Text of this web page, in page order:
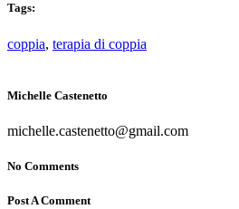
Tags:
coppia, terapia di coppia
Michelle Castenetto
michelle.castenetto@gmail.com
No Comments
Post A Comment